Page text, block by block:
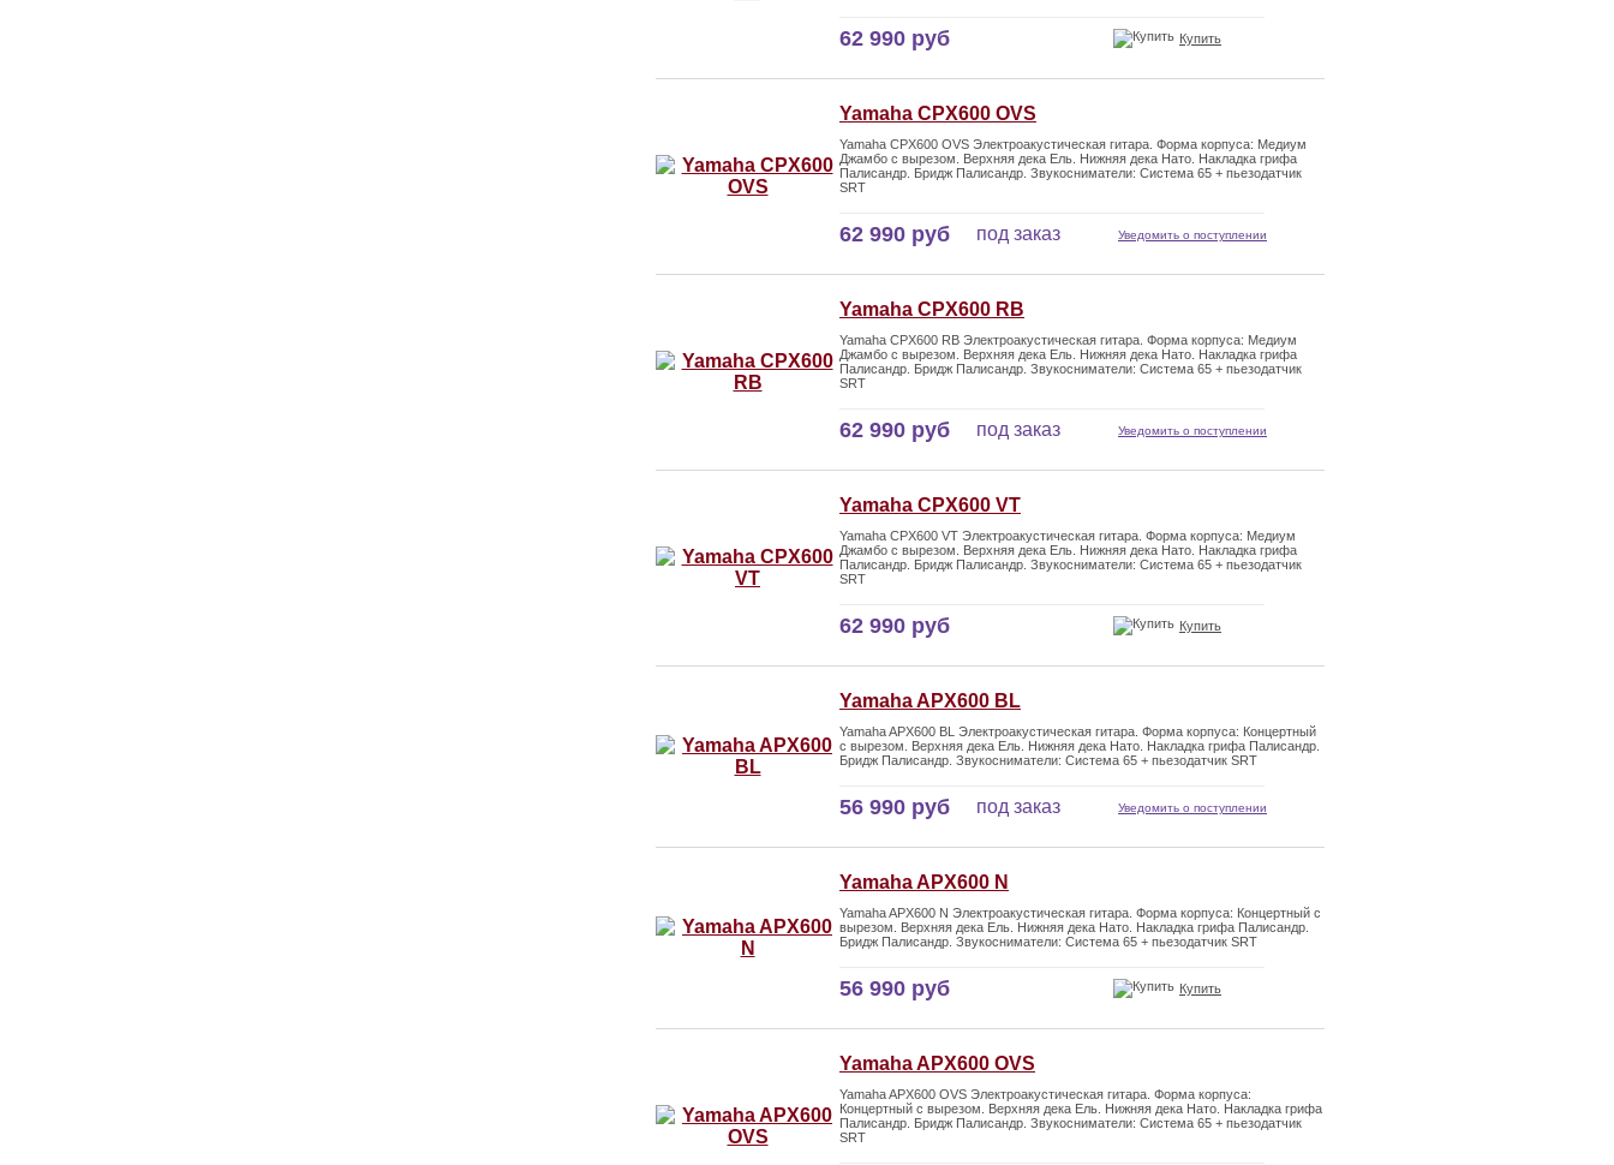
62 990 руб Купить
Yamaha CPX600 OVS
Yamaha CPX600 OVS Электроакустическая гитара. Форма корпуса: Медиум
Джамбо с вырезом. Верхняя дека Ель. Нижняя дека Нато. Накладка грифа
Палисандр. Бридж Палисандр. Звукосниматели: Система 65 + пьезодатчик
SRT
62 990 руб под заказ Уведомить о поступлении
Yamaha CPX600 RB
Yamaha CPX600 RB Электроакустическая гитара. Форма корпуса: Медиум
Джамбо с вырезом. Верхняя дека Ель. Нижняя дека Нато. Накладка грифа
Палисандр. Бридж Палисандр. Звукосниматели: Система 65 + пьезодатчик
SRT
62 990 руб под заказ Уведомить о поступлении
Yamaha CPX600 VT
Yamaha CPX600 VT Электроакустическая гитара. Форма корпуса: Медиум
Джамбо с вырезом. Верхняя дека Ель. Нижняя дека Нато. Накладка грифа
Палисандр. Бридж Палисандр. Звукосниматели: Система 65 + пьезодатчик
SRT
62 990 руб Купить
Yamaha APX600 BL
Yamaha APX600 BL Электроакустическая гитара. Форма корпуса: Концертный
с вырезом. Верхняя дека Ель. Нижняя дека Нато. Накладка грифа Палисандр.
Бридж Палисандр. Звукосниматели: Система 65 + пьезодатчик SRT
56 990 руб под заказ Уведомить о поступлении
Yamaha APX600 N
Yamaha APX600 N Электроакустическая гитара. Форма корпуса: Концертный с
вырезом. Верхняя дека Ель. Нижняя дека Нато. Накладка грифа Палисандр.
Бридж Палисандр. Звукосниматели: Система 65 + пьезодатчик SRT
56 990 руб Купить
Yamaha APX600 OVS
Yamaha APX600 OVS Электроакустическая гитара. Форма корпуса:
Концертный с вырезом. Верхняя дека Ель. Нижняя дека Нато. Накладка грифа
Палисандр. Бридж Палисандр. Звукосниматели: Система 65 + пьезодатчик
SRT